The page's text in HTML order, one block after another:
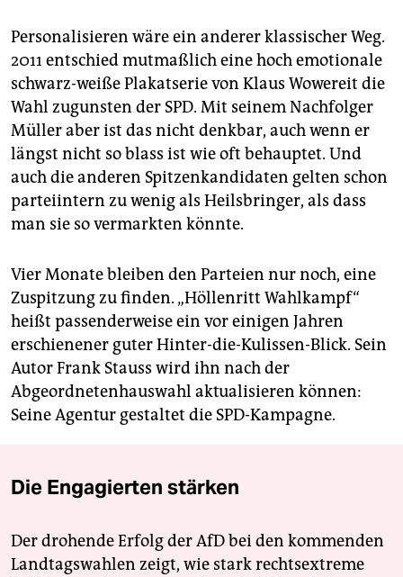
zersplitterten Reichstag erinnert fühlen. Zur
Regierungsbildung könnte erstmals im
Nachkriegsberlin eineDreierkoalition nötig sein: In
der jüngsten Umfrage kamen die SPD und CDU als
stärkste Zweierkombi zusammen nur auf 42 Prozent,
ein Prozentpunkt mehr als Rot-Grün und damit weit
weg von einer absoluten Mehrheit. Das
wahrscheinlichste Dreierbündnis wäre bundesweit
das erste seiner Art: Rot-Rot-Grün
, kurz R2G, gibt es
zwar den Farben nach schon in Thüringen, doch dort
ist die in Berlin viertplatzierte Linkspartei stärkste
Bündnis würde im linken Lager alsBlaupausefür die
Bundestagswahl 2017 gelten, hat aber dort in
Umfragen noch keine Mehrheit.(sta)
Personalisieren wäre ein anderer klassischer Weg.
2011 entschied mutmaßlich eine hoch emotionale
schwarz-weiße Plakatserie von Klaus Wowereit die
Wahl zugunsten der SPD. Mit seinem Nachfolger
Müller aber ist das nicht denkbar, auch wenn er
längst nicht so blass ist wie oft behauptet. Und
auch die anderen Spitzenkandidaten gelten schon
parteiintern zu wenig als Heilsbringer, als dass
man sie so vermarkten könnte.
Vier Monate bleiben den Parteien nur noch, eine
Zuspitzung zu finden. „Höllenritt Wahlkampf“
heißt passenderweise ein vor einigen Jahren
erschienener guter Hinter-die-Kulissen-Blick. Sein
Autor Frank Stauss wird ihn nach der
Abgeordnetenhauswahl aktualisieren können:
Seine Agentur gestaltet die SPD-Kampagne.
Die Engagierten stärken
Der drohende Erfolg der AfD bei den kommenden
Landtagswahlen zeigt, wie stark rechtsextreme